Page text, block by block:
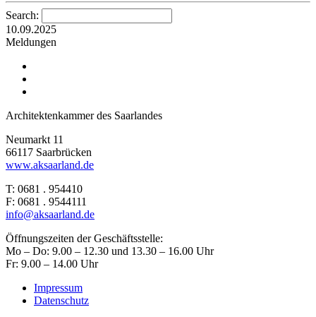
Search:
10.09.2025
Meldungen
Architektenkammer des Saarlandes
Neumarkt 11
66117 Saarbrücken
www.aksaarland.de
T: 0681 . 954410
F: 0681 . 9544111
info@aksaarland.de
Öffnungszeiten der Geschäftsstelle:
Mo – Do: 9.00 – 12.30 und 13.30 – 16.00 Uhr
Fr: 9.00 – 14.00 Uhr
Impressum
Datenschutz